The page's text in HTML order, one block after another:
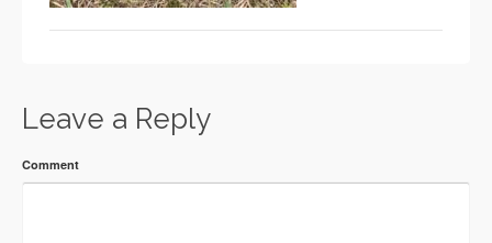
Leave a Reply
Comment